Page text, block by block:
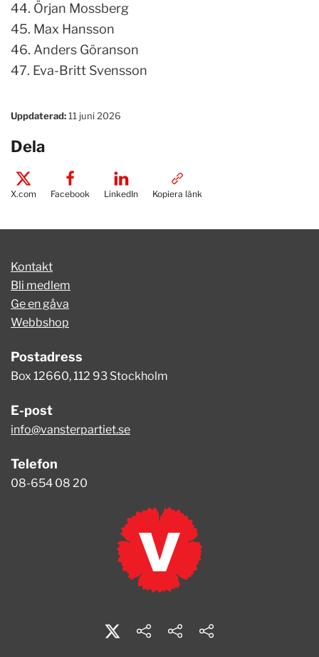
44. Örjan Mossberg
45. Max Hansson
46. Anders Göranson
47. Eva-Britt Svensson
Uppdaterad:11 juni 2026
Dela
X.com Facebook LinkedIn Kopiera länk
Kontakt
Bli medlem
Ge en gåva
Webbshop
Postadress
Box 12660, 112 93 Stockholm
E-post
info@vansterpartiet.se
Telefon
08-654 08 20